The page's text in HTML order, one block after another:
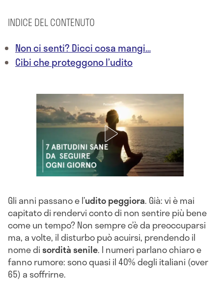
INDICE DEL CONTENUTO
Non ci senti? Dicci cosa mangi…
Cibi che proteggono l’udito
Gli anni passano e l’udito peggiora. Già: vi è mai
capitato di rendervi conto di non sentire più bene
come un tempo? Non sempre c’è da preoccuparsi
ma, a volte, il disturbo può acuirsi, prendendo il
nome disordità senile. I numeri parlano chiaro e
fanno rumore: sono quasi il 40% degli italiani (over
65) a soffrirne.